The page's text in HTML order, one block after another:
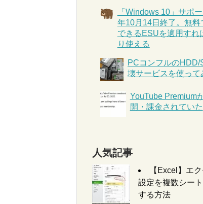
「Windows 10」サポ
年10月14日終了。無料
できるESUを適用すれ
り使える
PCコンフルのHDD/
壊サービスを使って
YouTube Premium
開・課金されていた
人気記事
【Excel】エ
設定を複数シー
する方法